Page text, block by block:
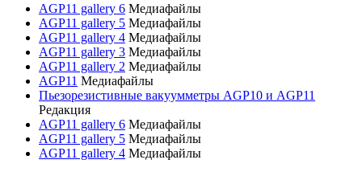
AGP11 gallery 6 Медиафайлы
AGP11 gallery 5 Медиафайлы
AGP11 gallery 4 Медиафайлы
AGP11 gallery 3 Медиафайлы
AGP11 gallery 2 Медиафайлы
AGP11 Медиафайлы
Пьезорезистивные вакуумметры AGP10 и AGP11
Редакция
AGP11 gallery 6 Медиафайлы
AGP11 gallery 5 Медиафайлы
AGP11 gallery 4 Медиафайлы